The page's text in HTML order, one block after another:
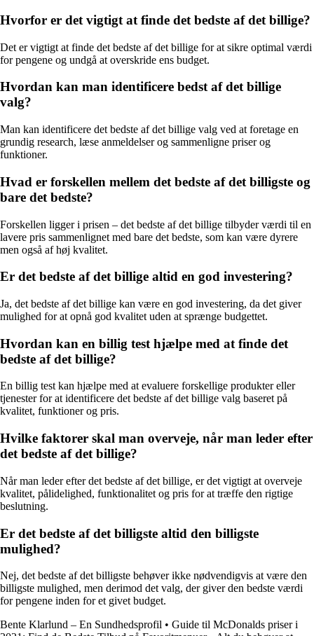
Hvorfor er det vigtigt at finde det bedste af det billige?
Det er vigtigt at finde det bedste af det billige for at sikre optimal værdi
for pengene og undgå at overskride ens budget.
Hvordan kan man identificere bedst af det billige
valg?
Man kan identificere det bedste af det billige valg ved at foretage en
grundig research, læse anmeldelser og sammenligne priser og
funktioner.
Hvad er forskellen mellem det bedste af det billigste og
bare det bedste?
Forskellen ligger i prisen – det bedste af det billige tilbyder værdi til en
lavere pris sammenlignet med bare det bedste, som kan være dyrere
men også af høj kvalitet.
Er det bedste af det billige altid en god investering?
Ja, det bedste af det billige kan være en god investering, da det giver
mulighed for at opnå god kvalitet uden at sprænge budgettet.
Hvordan kan en billig test hjælpe med at finde det
bedste af det billige?
En billig test kan hjælpe med at evaluere forskellige produkter eller
tjenester for at identificere det bedste af det billige valg baseret på
kvalitet, funktioner og pris.
Hvilke faktorer skal man overveje, når man leder efter
det bedste af det billige?
Når man leder efter det bedste af det billige, er det vigtigt at overveje
kvalitet, pålidelighed, funktionalitet og pris for at træffe den rigtige
beslutning.
Er det bedste af det billigste altid den billigste
mulighed?
Nej, det bedste af det billigste behøver ikke nødvendigvis at være den
billigste mulighed, men derimod det valg, der giver den bedste værdi
for pengene inden for et givet budget.
Bente Klarlund – En Sundhedsprofil • Guide til McDonalds priser i